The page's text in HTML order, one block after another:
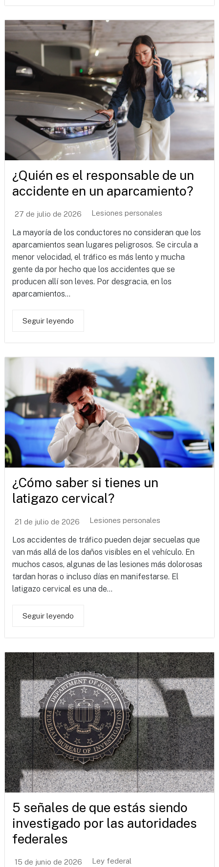
¿Quién es el responsable de un
accidente en un aparcamiento?
27 de julio de 2026 Lesiones personales
La mayoría de los conductores no consideran que los
aparcamientos sean lugares peligrosos. Se circula a
menor velocidad, el tráfico es más lento y mucha
gente da por hecho que los accidentes que se
producen allí son leves. Por desgracia, en los
aparcamientos...
Seguir leyendo
¿Cómo saber si tienes un
latigazo cervical?
21 de julio de 2026 Lesiones personales
Los accidentes de tráfico pueden dejar secuelas que
van más allá de los daños visibles en el vehículo. En
muchos casos, algunas de las lesiones más dolorosas
tardan horas o incluso días en manifestarse. El
latigazo cervical es una de...
Seguir leyendo
5 señales de que estás siendo
investigado por las autoridades
federales
15 de junio de 2026 Ley federal